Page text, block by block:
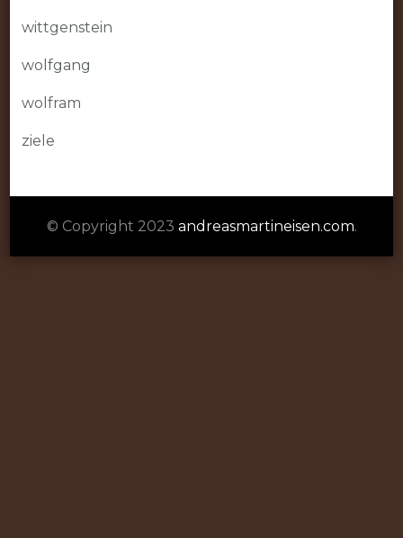
wittgenstein
wolfgang
wolfram
ziele
© Copyright 2023 andreasmartineisen.com.